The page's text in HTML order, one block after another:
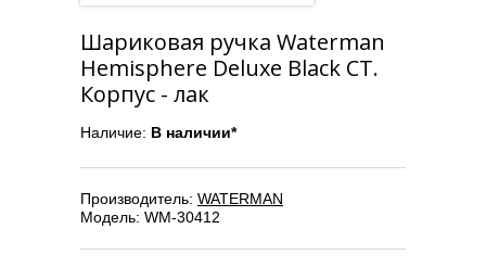
Шариковая ручка Waterman
Hemisphere Deluxe Black CT.
Корпус - лак
Наличие: В наличии*
Производитель: WATERMAN
Модель: WM-30412